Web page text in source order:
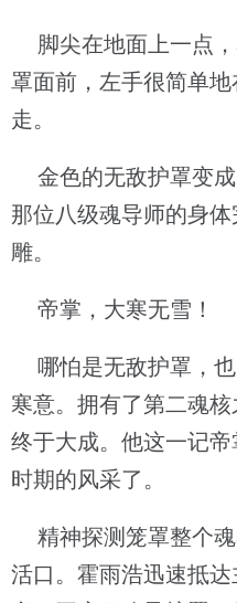
脚尖在地面上一点，
罩面前，左手很简单
走。
金色的无敌护罩变成
那位八级魂导师的身
雕。
帝掌，大寒无雪！
哪怕是无敌护罩，也
寒意。拥有了第二魂
终于大成。他这一记
时期的风采了。
精神探测笼罩整个魂
活口。霍雨浩迅速抵